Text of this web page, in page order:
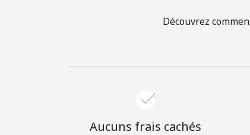
Découvrez
Aucuns frais cachés